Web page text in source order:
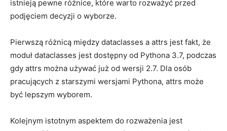
istnieją pewne różnice, które ‌warto⁣ rozważyć przed‌
podjęciem decyzji o wyborze.
Pierwszą różnicą między dataclasses a⁤ attrs jest fakt,‌ że
moduł​ dataclasses jest dostępny od Pythona 3.7, podczas
gdy ⁢attrs⁤ można ⁣używać już od wersji 2.7. Dla osób
pracujących z starszymi wersjami Pythona, attrs‍ może
być lepszym wyborem.
Kolejnym⁤ istotnym aspektem ‌do rozważenia jest